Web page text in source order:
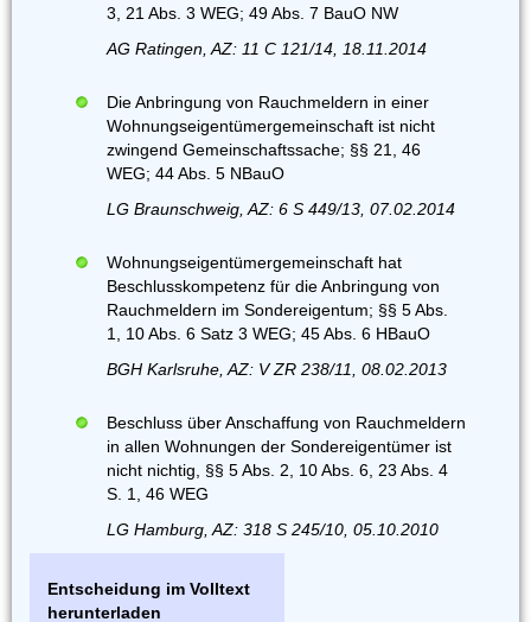
3, 21 Abs. 3 WEG; 49 Abs. 7 BauO NW
AG Ratingen, AZ: 11 C 121/14, 18.11.2014
Die Anbringung von Rauchmeldern in einer
Wohnungseigentümergemeinschaft ist nicht
zwingend Gemeinschaftssache; §§ 21, 46
WEG; 44 Abs. 5 NBauO
LG Braunschweig, AZ: 6 S 449/13, 07.02.2014
Wohnungseigentümergemeinschaft hat
Beschlusskompetenz für die Anbringung von
Rauchmeldern im Sondereigentum; §§ 5 Abs.
1, 10 Abs. 6 Satz 3 WEG; 45 Abs. 6 HBauO
BGH Karlsruhe, AZ: V ZR 238/11, 08.02.2013
Beschluss über Anschaffung von Rauchmeldern
in allen Wohnungen der Sondereigentümer ist
nicht nichtig, §§ 5 Abs. 2, 10 Abs. 6, 23 Abs. 4
S. 1, 46 WEG
LG Hamburg, AZ: 318 S 245/10, 05.10.2010
Entscheidung im Volltext
herunterladen